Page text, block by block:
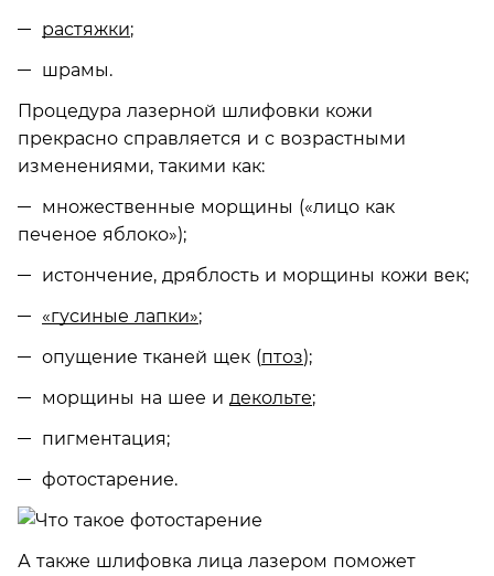
растяжки;
шрамы.
Процедура лазерной шлифовки кожи
прекрасно справляется и с возрастными
изменениями, такими как:
множественные морщины («лицо как
печеное яблоко»);
истончение, дряблость и морщины кожи век;
«гусиные лапки»;
опущение тканей щек (птоз);
морщины на шее и декольте;
пигментация;
фотостарение.
А также шлифовка лица лазером поможет